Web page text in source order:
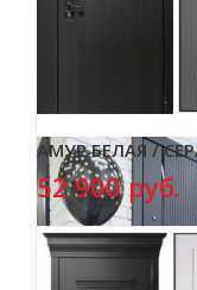
АМУР БЕЛАЯ /
52 900 руб.